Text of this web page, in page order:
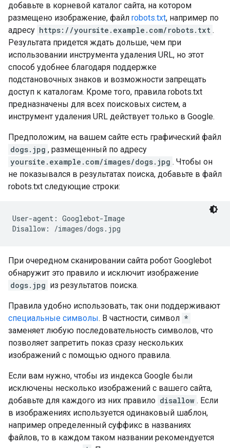
добавьте в корневой каталог сайта, на котором
размещено изображение, файл robots.txt, например по
адресу https://yoursite.example.com/robots.txt .
Результата придется ждать дольше, чем при
использовании инструмента удаления URL, но этот
способ удобнее благодаря поддержке
подстановочных знаков и возможности запрещать
доступ к каталогам. Кроме того, правила robots.txt
предназначены для всех поисковых систем, а
инструмент удаления URL действует только в Google.
Предположим, на вашем сайте есть графический файл
dogs.jpg , размещенный по адресу
yoursite.example.com/images/dogs.jpg . Чтобы он
не показывался в результатах поиска, добавьте в файл
robots.txt следующие строки:
User-agent: Googlebot-Image
Disallow: /images/dogs.jpg
При очередном сканировании сайта робот Googlebot
обнаружит это правило и исключит изображение
dogs.jpg из результатов поиска.
Правила удобно использовать, так они поддерживают
специальные символы. В частности, символ *
заменяет любую последовательность символов, что
позволяет запретить показ сразу нескольких
изображений с помощью одного правила.
Если вам нужно, чтобы из индекса Google были
исключены несколько изображений с вашего сайта,
добавьте для каждого из них правило disallow . Если
в изображениях используется одинаковый шаблон,
например определенный суффикс в названиях
файлов, то в каждом таком названии рекомендуется